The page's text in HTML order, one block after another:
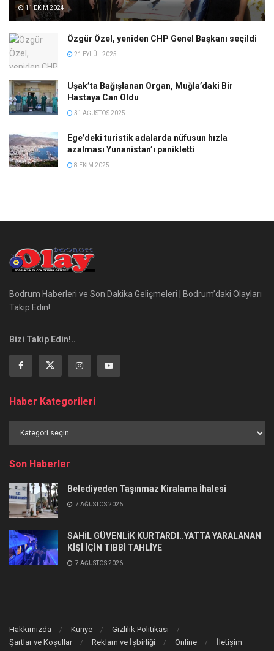
11 EKIM 2024
Özgür Özel, yeniden CHP Genel Başkanı seçildi
21 EYLÜL 2025
Uşak’ta Bağışlanan Organ, Muğla’daki Bir
Hastaya Can Oldu
31 AĞUSTOS 2025
Ege’deki turistik adalarda nüfusun hızla
azalması Yunanistan’ı panikletti
8 EKIM 2025
Bodrum Haberleri ve Son Dakika Gelişmeleri | Bodrum’daki Olayları
Takip Edin!..
Bizi Takip Edin!..
Haber Kategorileri
Kategorileri
Son Haberler
Belediyeden Taşınmaz Kiralama İhalesi
7 AĞUSTOS 2026
SAHİL GÜVENLİK KURTARDI..YATTA YARALANAN
KİŞİ İÇİN TIBBİ TAHLİYE
7 AĞUSTOS 2026
Hakkımızda Künye
Gizlilik Politikası
Şartlar ve Koşullar
Reklam ve İşbirliği Online İletişim